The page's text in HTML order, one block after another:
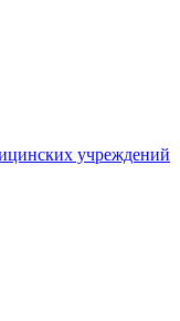
учреждений